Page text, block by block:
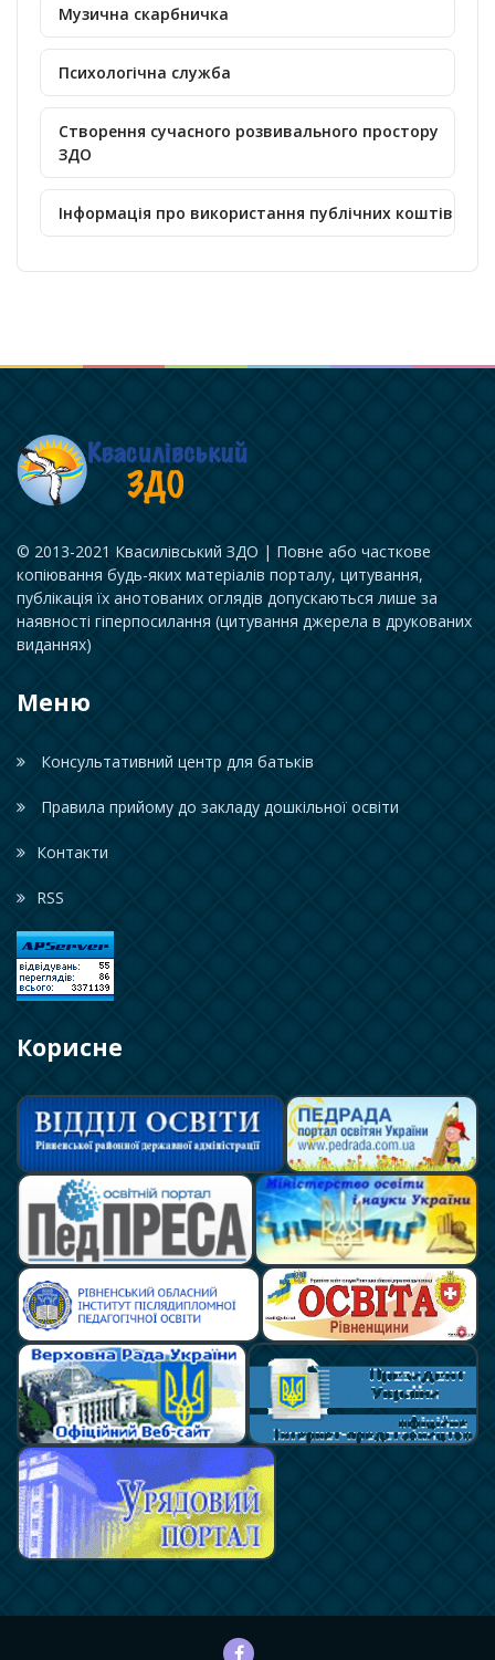
Музична скарбничка
Психологічна служба
Створення сучасного розвивального простору
ЗДО
Інформація про використання публічних коштів
© 2013-2021 Квасилівський ЗДО | Повне або часткове
копіювання будь-яких матеріалів порталу, цитування,
публікація їх анотованих оглядів допускаються лише за
наявності гіперпосилання (цитування джерела в друкованих
виданнях)
Меню
Консультативний центр для батьків
Правила прийому до закладу дошкільної освіти
Контакти
RSS
Корисне